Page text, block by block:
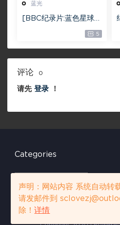
蓝光
[BBC纪录片:蓝色星球2]
Blue Planet II (2017)
[4K UHD 蓝光版][162
G]
5
评论 0
请先 登录 ！
Categories
声明：网站内容 系统自动转载自网络
声明：网站内容 系统自动转
请发邮件到
除！详情